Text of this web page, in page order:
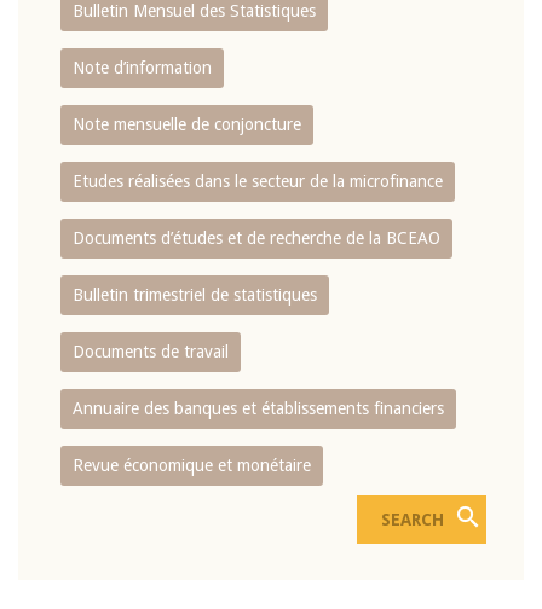
Bulletin Mensuel des Statistiques
Note d’information
Note mensuelle de conjoncture
Etudes réalisées dans le secteur de la microfinance
Documents d’études et de recherche de la BCEAO
Bulletin trimestriel de statistiques
Documents de travail
Annuaire des banques et établissements financiers
Revue économique et monétaire